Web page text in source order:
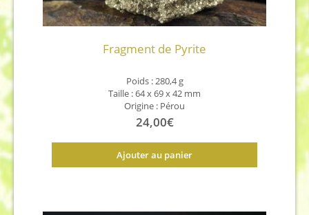
Fragment de Pyrite
Poids : 280,4 g
Taille : 64 x 69 x 42 mm
Origine : Pérou
24,00€
Ajouter au panier